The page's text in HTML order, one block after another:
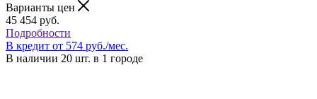
Варианты цен
45 454 руб.
Подробности
В кредит от 574 руб./мес.
В наличии 20 шт. в 1 городе